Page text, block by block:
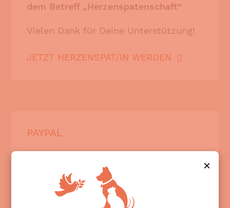
dem Betreff „Herzenspatenschaft“
Vielen Dank für Deine Unterstützung!
JETZT HERZENSPAT/IN WERDEN
PAYPAL
×